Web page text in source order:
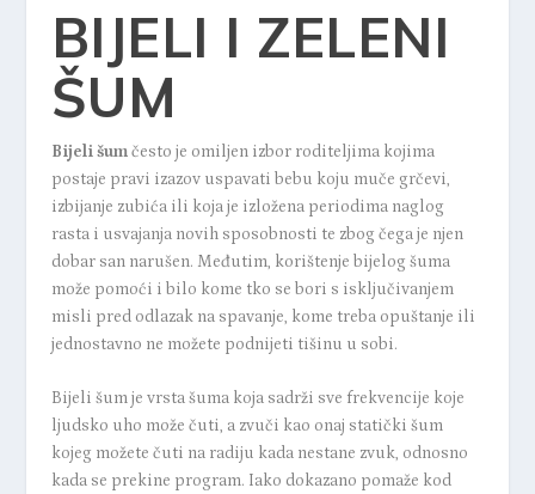
BIJELI I ZELENI
ŠUM
Bijeli šumčesto je omiljen izbor roditeljima kojima
postaje pravi izazov uspavati bebu koju muče grčevi,
izbijanje zubića ili koja je izložena periodima naglog
rasta i usvajanja novih sposobnosti te zbog čega je njen
dobar san narušen. Međutim, korištenje bijelog šuma
može pomoći i bilo kome tko se bori s isključivanjem
misli pred odlazak na spavanje, kome treba opuštanje ili
jednostavno ne možete podnijeti tišinu u sobi.
Bijeli šum je vrsta šuma koja sadrži sve frekvencije koje
ljudsko uho može čuti, a zvuči kao onaj statički šum
kojeg možete čuti na radiju kada nestane zvuk, odnosno
kada se prekine program. Iako dokazano pomaže kod